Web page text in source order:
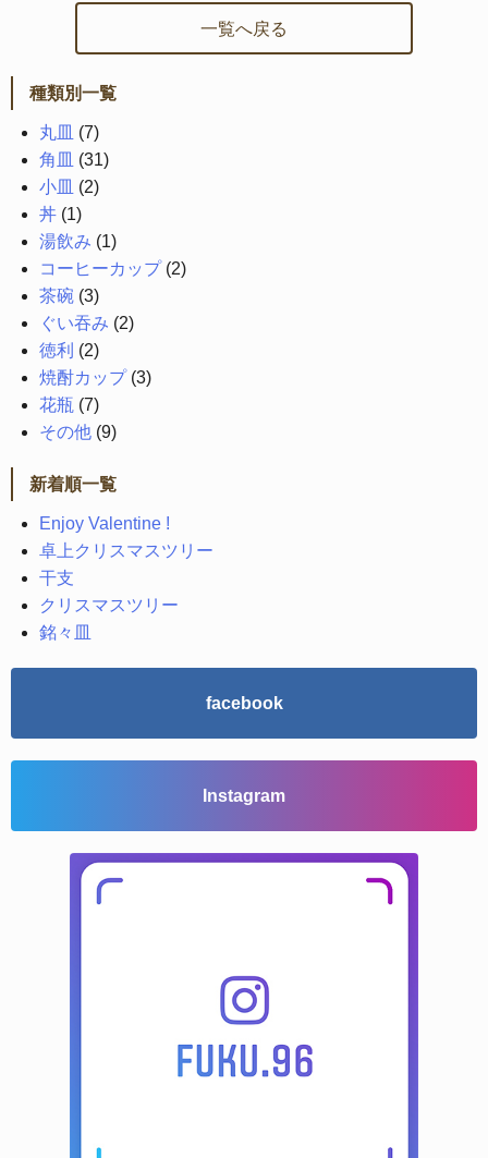
一覧へ戻る
種類別一覧
丸皿 (7)
角皿 (31)
小皿 (2)
丼(1)
湯飲み (1)
コーヒーカップ(2)
茶碗(3)
ぐい吞み (2)
徳利 (2)
焼酎カップ(3)
花瓶(7)
その他(9)
新着順一覧
Enjoy Valentine !
卓上クリスマスツリー
干支
クリスマスツリー
銘々皿
facebook
Instagram